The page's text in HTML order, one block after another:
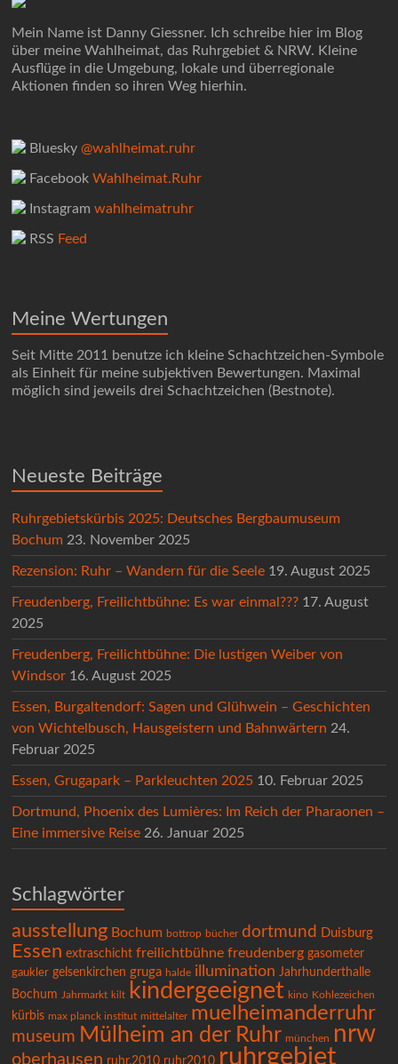
Mein Name ist Danny Giessner. Ich schreibe hier im Blog
über meine Wahlheimat, das Ruhrgebiet & NRW. Kleine
Ausflüge in die Umgebung, lokale und überregionale
Aktionen finden so ihren Weg hierhin.
Bluesky@wahlheimat.ruhr
FacebookWahlheimat.Ruhr
Instagramwahlheimatruhr
RSS Feed
Meine Wertungen
Seit Mitte 2011 benutze ich kleine Schachtzeichen-Symbole
als Einheit für meine subjektiven Bewertungen. Maximal
möglich sind jeweils drei Schachtzeichen (Bestnote).
Neueste Beiträge
Ruhrgebietskürbis 2025: Deutsches Bergbaumuseum
Bochum 23. November 2025
Rezension: Ruhr – Wandern für die Seele 19. August 2025
Freudenberg, Freilichtbühne: Es war einmal??? 17. August
2025
Freudenberg, Freilichtbühne: Die lustigen Weiber von
Windsor 16. August 2025
Essen, Burgaltendorf: Sagen und Glühwein – Geschichten
von Wichtelbusch, Hausgeistern und Bahnwärtern 24.
Februar 2025
Essen, Grugapark – Parkleuchten 2025 10. Februar 2025
Dortmund, Phoenix des Lumières: Im Reich der Pharaonen –
Eine immersive Reise 26. Januar 2025
Schlagwörter
ausstellung Bochum bottrop bücher dortmund Duisburg
Essen extraschicht freilichtbühne freudenberg gasometer
gaukler gelsenkirchen gruga halde illumination Jahrhunderthalle
Bochum
Jahrmarkt kilt kindergeeignet kino Kohlezeichen
kürbis max planck institut mittelalter muelheimanderruhr
museum Mülheim an der Ruhr münchen nrw
oberhausen ruhr.2010 ruhr2010 ruhrgebiet